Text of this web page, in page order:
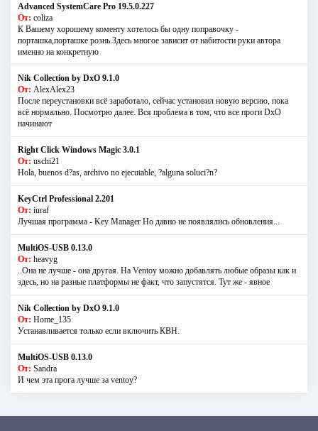
Advanced SystemCare Pro 19.5.0.227
От: coliza
К Вашему хорошему коменту хотелось бы одну поправочку -
порташка,порташке рознь.Здесь многое зависит от набитости руки автора
именно на конкретную
Nik Collection by DxO 9.1.0
От: AlexAlex23
После переустановки всё заработало, сейчас установил новую версию, пока
всё нормально. Посмотрю далее. Вся проблема в том, что все проги DxO
начинают
Right Click Windows Magic 3.0.1
От: uschi21
Hola, buenos d?as, archivo no ejecutable, ?alguna soluci?n?
KeyCtrl Professional 2.201
От: iuraf
Лучшая программа - Key Manager Но давно не появлялись обновления...
MultiOS-USB 0.13.0
От: heavyg
..Она не лучше - она другая. На Ventoy можно добавлять любые образы как и
здесь, но на разные платформы не факт, что запустятся. Тут же - явное
Nik Collection by DxO 9.1.0
От: Home_135
Устанавливается только если включить КВН.
MultiOS-USB 0.13.0
От: Sandra
И чем эта прога лучше за ventoy?